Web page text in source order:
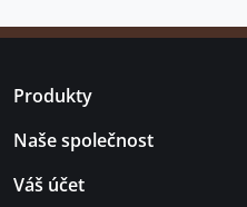
Produkty
Naše společnost
Váš účet